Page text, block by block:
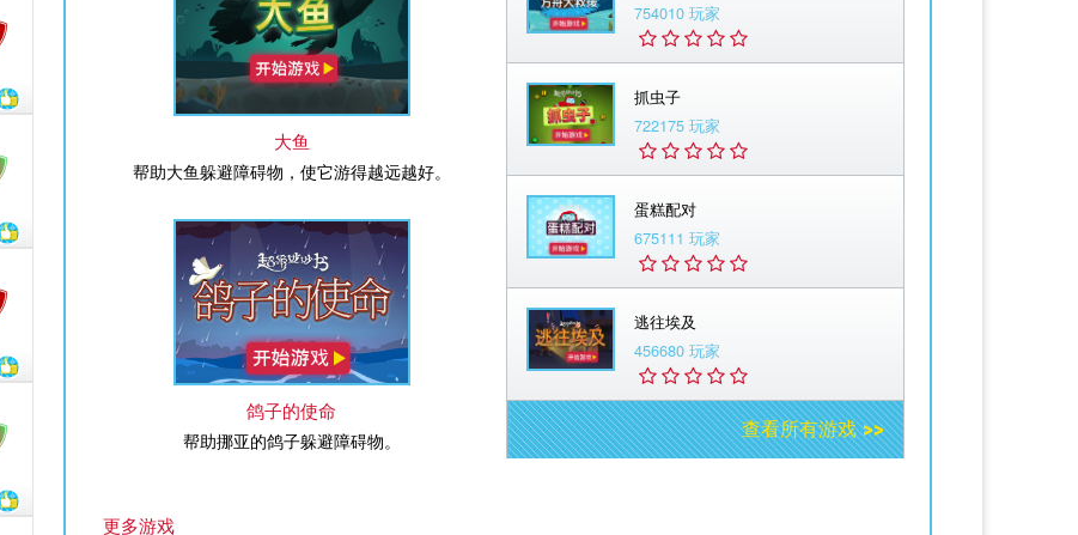
大鱼
帮助大鱼躲避障碍物，使它游得越远越好。
鸽子的使命
帮助挪亚的鸽子躲避障碍物。
754010 玩家
抓虫子
722175 玩家
蛋糕配对
675111 玩家
逃往埃及
456680 玩家
查看所有游戏 >>
更多游戏